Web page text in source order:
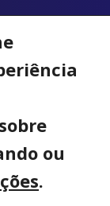
ou
.